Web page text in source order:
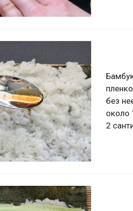
без
около
2